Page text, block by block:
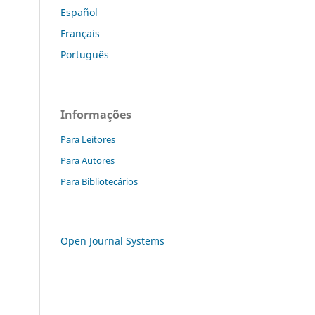
Español
Français
Português
Informações
Para Leitores
Para Autores
Para Bibliotecários
Open Journal Systems